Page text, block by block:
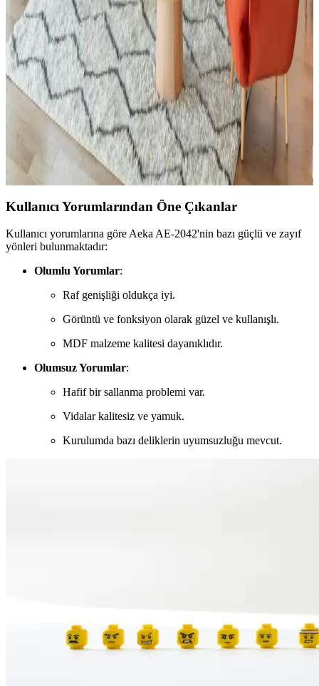
Estetik Tasarım Önerileri
Küçük toalet odasının yenilenmesinde mobilya uyumu, ton sür ton
desenler ve aksesuar seçimi önemlidir. Uygun fiyatlı dolap boyama
ve hijyenik halı tercihleri mekâna estetik ve fonksiyonellik katar.
Küçük Oturma Odalarında Rahat Koltuk Yerleşimi
ve Dekorasyon Stratejileri
Küçük oturma odalarında rahat koltukların yerleşimi ve
dekorasyonunda fonksiyonellik ile estetiğin dengelenmesi önemlidir.
Doğru mobilya seçimi ve aksesuar kullanımı mekânı hem konforlu
hem şık kılar.
Kullanıcı Yorumlarından Öne Çıkanlar
Kullanıcı yorumlarına göre Aeka AE-2042'nin bazı güçlü ve zayıf
yönleri bulunmaktadır:
Olumlu Yorumlar:
Raf genişliği oldukça iyi.
Görüntü ve fonksiyon olarak güzel ve kullanışlı.
MDF malzeme kalitesi dayanıklıdır.
Olumsuz Yorumlar:
Hafif bir sallanma problemi var.
Vidalar kalitesiz ve yamuk.
Kurulumda bazı deliklerin uyumsuzluğu mevcut.